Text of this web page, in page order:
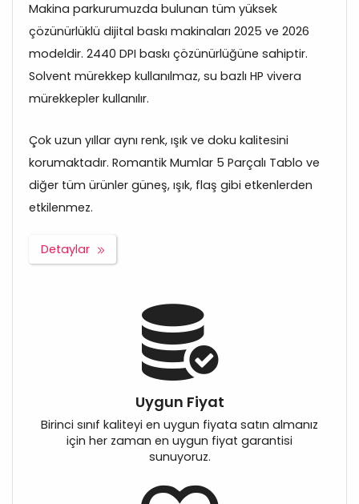
Makina parkurumuzda bulunan tüm yüksek
çözünürlüklü dijital baskı makinaları 2025 ve 2026
modeldir. 2440 DPI baskı çözünürlüğüne sahiptir.
Solvent mürekkep kullanılmaz, su bazlı HP vivera
mürekkepler kullanılır.
Çok uzun yıllar aynı renk, ışık ve doku kalitesini
korumaktadır. Romantik Mumlar 5 Parçalı Tablo ve
diğer tüm ürünler güneş, ışık, flaş gibi etkenlerden
etkilenmez.
Detaylar
Uygun Fiyat
Birinci sınıf kaliteyi en uygun fiyata satın almanız
için her zaman en uygun fiyat garantisi
sunuyoruz.